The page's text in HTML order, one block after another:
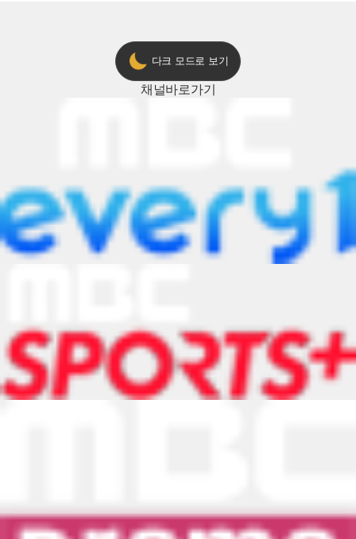
다크 모드로 보기
채널바로가기